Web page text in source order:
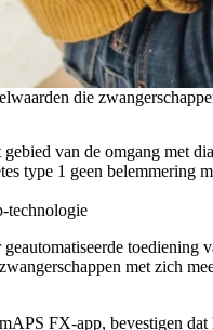
die
van de omgang met
type 1 geen belemmering
technologie
met zich
FX-app, bevestigen